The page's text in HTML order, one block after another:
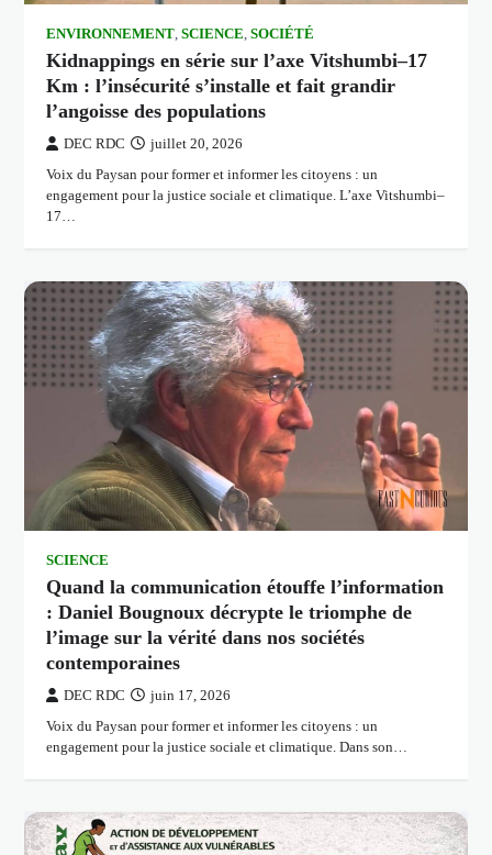
ENVIRONNEMENT,SCIENCE,SOCIÉTÉ
Kidnappings en série sur l’axe Vitshumbi–17
Km : l’insécurité s’installe et fait grandir
l’angoisse des populations
DEC RDC juillet 20, 2026
Voix du Paysan pour former et informer les citoyens : un
engagement pour la justice sociale et climatique. L’axe Vitshumbi–
17…
SCIENCE
Quand la communication étouffe l’information
: Daniel Bougnoux décrypte le triomphe de
l’image sur la vérité dans nos sociétés
contemporaines
DEC RDC juin 17, 2026
Voix du Paysan pour former et informer les citoyens : un
engagement pour la justice sociale et climatique. Dans son…